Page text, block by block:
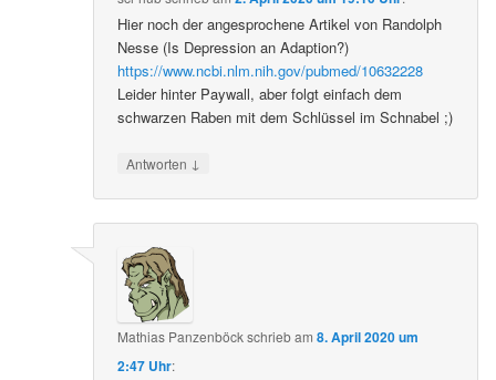
Hier noch der angesprochene Artikel von Randolph
Nesse (Is Depression an Adaption?)
https://www.ncbi.nlm.nih.gov/pubmed/10632228
Leider hinter Paywall, aber folgt einfach dem
schwarzen Raben mit dem Schlüssel im Schnabel ;)
Antworten ↓
Mathias Panzenböckschriebam8. April 2020 um
2:47 Uhr: